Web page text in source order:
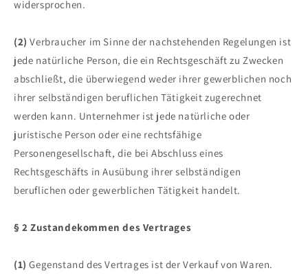
widersprochen.
(2) Verbraucher im Sinne der nachstehenden Regelungen ist
jede natürliche Person, die ein Rechtsgeschäft zu Zwecken
abschließt, die überwiegend weder ihrer gewerblichen noch
ihrer selbständigen beruflichen Tätigkeit zugerechnet
werden kann. Unternehmer ist jede natürliche oder
juristische Person oder eine rechtsfähige
Personengesellschaft, die bei Abschluss eines
Rechtsgeschäfts in Ausübung ihrer selbständigen
beruflichen oder gewerblichen Tätigkeit handelt.
§ 2 Zustandekommen des Vertrages
(1) Gegenstand des Vertrages ist der Verkauf von Waren.